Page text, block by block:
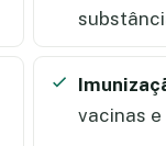
vacinas